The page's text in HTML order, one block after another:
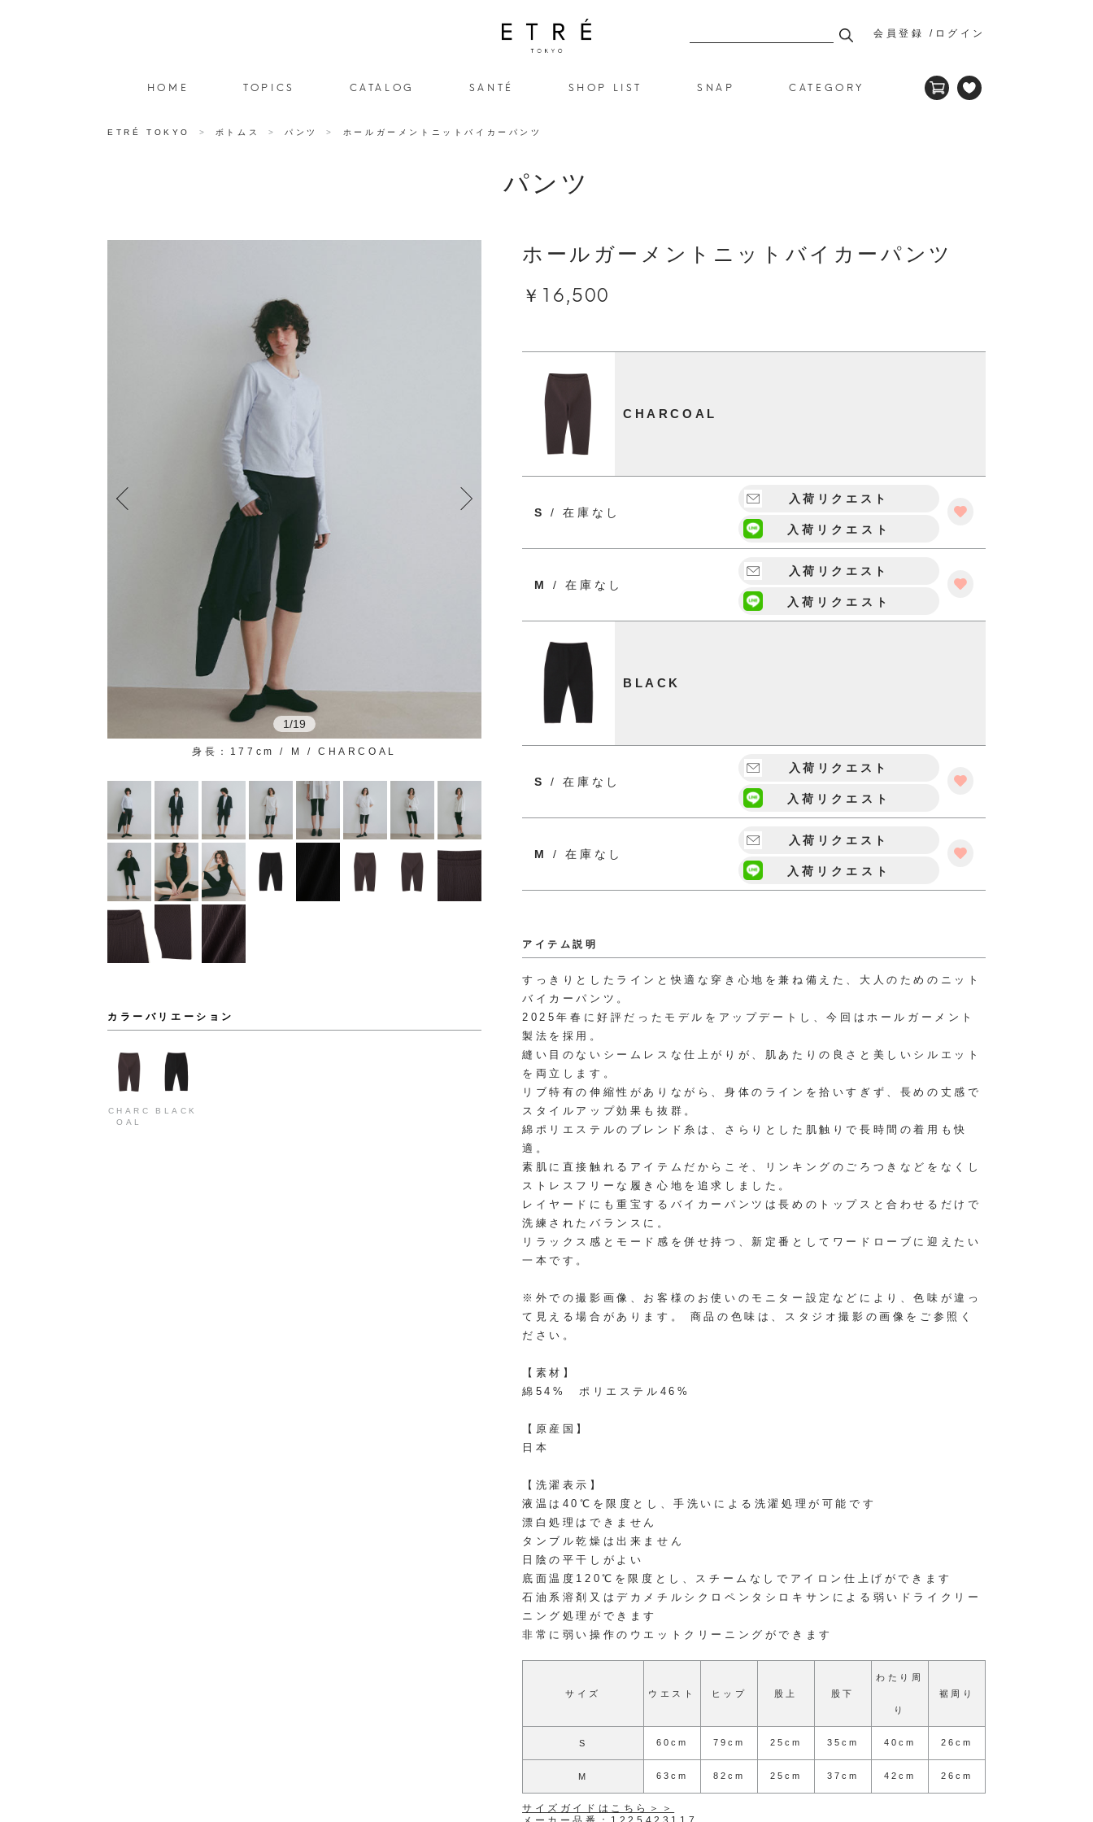
会員登録 ログイン
HOME TOPICS CATALOG SANTÉ SHOP LIST SNAP CATEGORY
ETRÉ TOKYO ボトムス パンツ ホールガーメントニットバイカーパンツ
パンツ
1/19
身長：177cm / M / CHARCOAL
カラーバリエーション
CHARC
OAL
BLACK
ホールガーメントニットバイカーパンツ
￥16,500
CHARCOAL
S / 在庫なし
入荷リクエスト
入荷リクエスト
M / 在庫なし
入荷リクエスト
入荷リクエスト
BLACK
S / 在庫なし
入荷リクエスト
入荷リクエスト
M / 在庫なし
入荷リクエスト
入荷リクエスト
アイテム説明
すっきりとしたラインと快適な穿き心地を兼ね備えた、大人のためのニット
バイカーパンツ。
2025年春に好評だったモデルをアップデートし、今回はホールガーメント
製法を採用。
縫い目のないシームレスな仕上がりが、肌あたりの良さと美しいシルエット
を両立します。
リブ特有の伸縮性がありながら、身体のラインを拾いすぎず、長めの丈感で
スタイルアップ効果も抜群。
綿ポリエステルのブレンド糸は、さらりとした肌触りで長時間の着用も快
適。
素肌に直接触れるアイテムだからこそ、リンキングのごろつきなどをなくし
ストレスフリーな履き心地を追求しました。
レイヤードにも重宝するバイカーパンツは長めのトップスと合わせるだけで
洗練されたバランスに。
リラックス感とモード感を併せ持つ、新定番としてワードローブに迎えたい
一本です。
※外での撮影画像、お客様のお使いのモニター設定などにより、色味が違っ
て見える場合があります。 商品の色味は、スタジオ撮影の画像をご参照く
ださい。
【素材】
綿54% ポリエステル46%
【原産国】
日本
【洗濯表示】
液温は40℃を限度とし、手洗いによる洗濯処理が可能です
漂白処理はできません
タンブル乾燥は出来ません
日陰の平干しがよい
底面温度120℃を限度とし、スチームなしでアイロン仕上げができます
石油系溶剤又はデカメチルシクロペンタシロキサンによる弱いドライクリー
ニング処理ができます
非常に弱い操作のウエットクリーニングができます
サイズ ウエスト ヒップ 股上 股下
わたり周
り
裾周り
S 60cm 79cm 25cm 35cm 40cm 26cm
M 63cm 82cm 25cm 37cm 42cm 26cm
サイズガイドはこちら＞＞